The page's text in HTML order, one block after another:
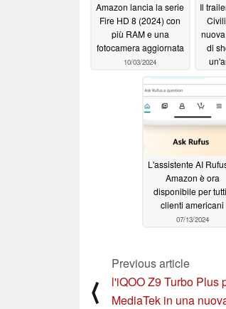
Amazon lancia la serie
Fire HD 8 (2024) con
più RAM e una
fotocamera aggiornata
10/03/2024
Il
di
L'assistente AI
Amazon è ora
disponibile per
clienti americani
07/13/2024
⟨
Previous article
l'iQOO Z9 Turbo Plus
MediaTek in una